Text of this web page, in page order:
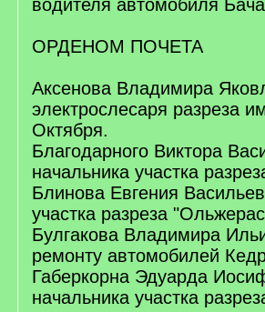
водителя автомобиля
ОРДЕНОМ ПОЧЕТА
Аксенова Владимира
электрослесаря разреза
Октября.
Благодарного Виктора
начальника участка
Блинова Евгения
участка разреза
Булгакова Владимира
ремонту автомобилей
Габеркорна Эдуарда
начальника участка